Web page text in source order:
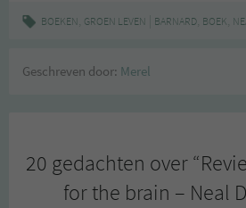
BOEKEN, GROEN LEVEN BARNARD, BOEK,
Geschreven door: Merel
20 gedachten over “
for the brain – Neal